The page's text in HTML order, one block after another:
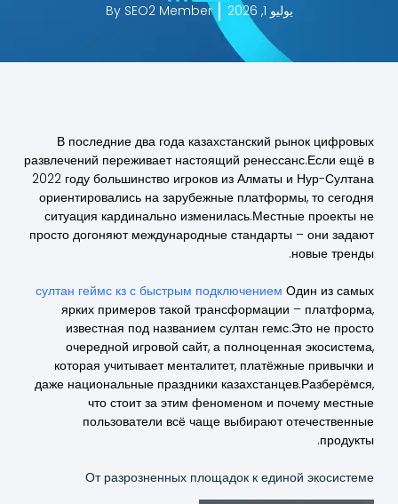
يوليو 1, 2026 BySEO2 Member
В последние два года казахстанский рынок цифровых
развлечений переживает настоящий ренессанс.Если ещё в
2022 году большинство игроков из Алматы и Нур-Султана
ориентировались на зарубежные платформы, то сегодня
ситуация кардинально изменилась.Местные проекты не
просто догоняют международные стандарты – они задают
новые тренды.
султан геймс кз с быстрым подключением Один из самых
ярких примеров такой трансформации – платформа,
известная под названием султан гемс.Это не просто
очередной игровой сайт, а полноценная экосистема,
которая учитывает менталитет, платёжные привычки и
даже национальные праздники казахстанцев.Разберёмся,
что стоит за этим феноменом и почему местные
пользователи всё чаще выбирают отечественные
продукты.
От разрозненных площадок к единой экосистеме